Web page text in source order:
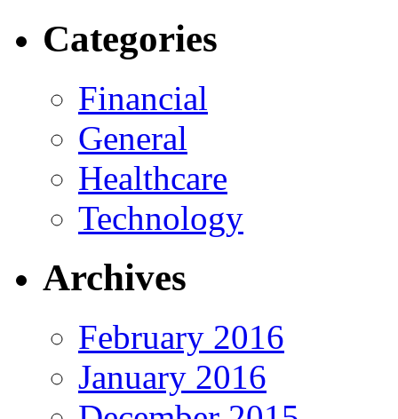
Categories
Financial
General
Healthcare
Technology
Archives
February 2016
January 2016